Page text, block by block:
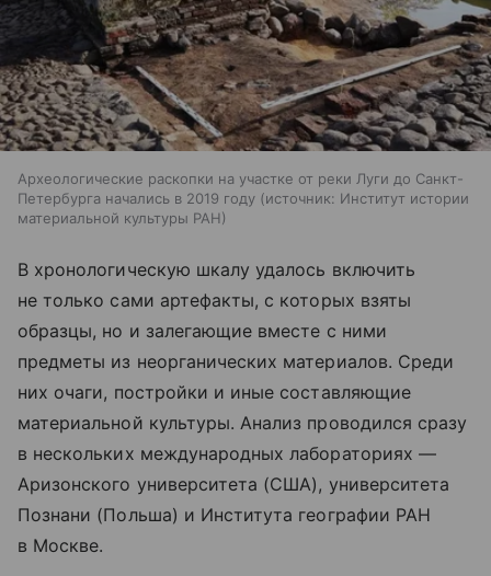
Археологические раскопки на участке от реки Луги до Санкт-
Петербурга начались в 2019 году
источник: Институт истории
материальной культуры РАН
В хронологическую шкалу удалось включить
не только сами артефакты, с которых взяты
образцы, но и залегающие вместе с ними
предметы из неорганических материалов. Среди
них очаги, постройки и иные составляющие
материальной культуры. Анализ проводился сразу
в нескольких международных лабораториях —
Аризонского университета (США), университета
Познани (Польша) и Института географии РАН
в Москве.